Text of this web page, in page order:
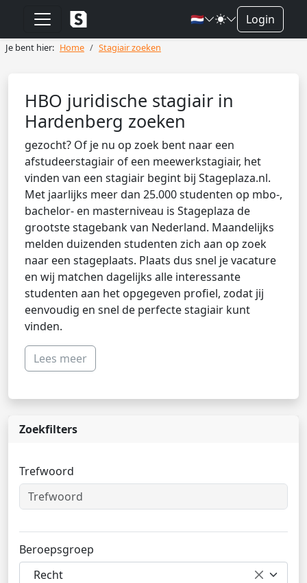
🇳🇱 Login
Je bent hier: Home Stagiair zoeken
HBO juridische stagiair in
Hardenberg zoeken
gezocht? Of je nu op zoek bent naar een
afstudeerstagiair of een meewerkstagiair, het
vinden van een stagiair begint bij Stageplaza.nl.
Met jaarlijks meer dan 25.000 studenten op mbo-,
bachelor- en masterniveau is Stageplaza de
grootste stagebank van Nederland. Maandelijks
melden duizenden studenten zich aan op zoek
naar een stageplaats. Plaats dus snel je vacature
en wij matchen dagelijks alle interessante
studenten aan het opgegeven profiel, zodat jij
eenvoudig en snel de perfecte stagiair kunt
vinden.
Lees meer
Zoekfilters
Trefwoord
Beroepsgroep
Recht